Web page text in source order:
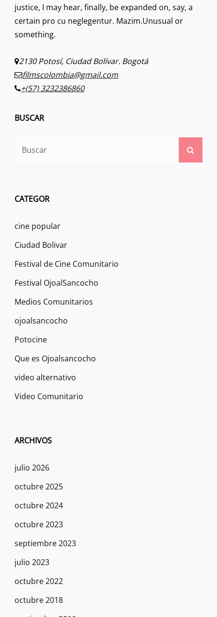
justice, I may hear, finally, be expanded on, say, a
certain pro cu neglegentur. Mazim.Unusual or
something.
2130 Potosí, Ciudad Bolívar. Bogotá
filmscolombia@gmail.com
+(57) 3232386860
BUSCAR
CATEGOR
cine popular
Ciudad Bolivar
Festival de Cine Comunitario
Festival OjoalSancocho
Medios Comunitarios
ojoalsancocho
Potocine
Que es Ojoalsancocho
video alternativo
Video Comunitario
ARCHIVOS
julio 2026
octubre 2025
octubre 2024
octubre 2023
septiembre 2023
julio 2023
octubre 2022
octubre 2018